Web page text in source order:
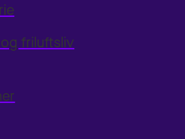
friluftsliv